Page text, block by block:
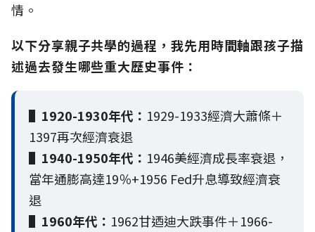
情。
以下分享親子共學的過程，我先用時間軸跟孩子描
述過去發生哪些重大歷史事件：
▌1920-1930年代： 1929-1933經濟大蕭條＋
1397再次經濟衰退
▌ 1940-1950年代： 1946美經濟成長率衰退，
當年通膨高達19％+1956 Fed升息導致經濟衰
退
▌ 1960年代： 1962甘迺迪大跌事件＋1966-